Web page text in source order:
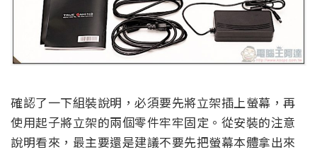
確認了一下組裝說明，必須要先將立架插上螢幕，再
使用起子將立架的兩個零件牢牢固定。從安裝的注意
說明看來，最主要還是建議不要先把螢幕本體拿出來